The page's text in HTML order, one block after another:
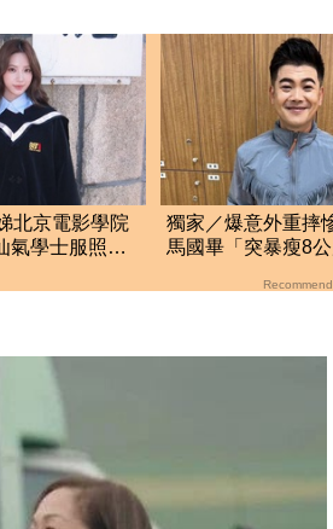
北京電影學院
氣學士服照
獨家／爆意外重摔
馬國畢「突暴瘦8